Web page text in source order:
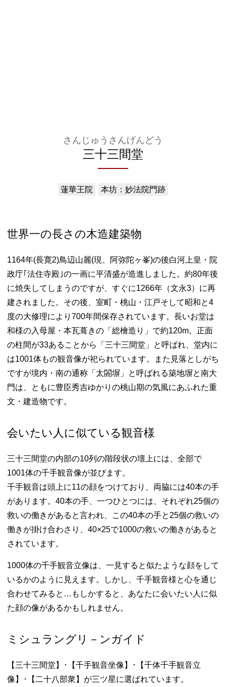
三十三間堂
さんじゅうさんげんどう
蓮華王院 本坊：妙法院門跡
世界一の長さの木造建築物
1164年(長寛2)鳥辺山麗(現、阿弥陀ヶ峯)の後白河上皇・院
政庁｢法住寺殿｣の一画に平清盛が造進しました。約80年後
に焼失してしまうのですが、すぐに1266年（文永3）に再
建されました。その後、室町・桃山・江戸そして昭和と4
度の大修理により700年間保存されています。長いお堂は
和様の入母屋・本瓦葺きの「総檜造り」で約120m。正面
の柱間が33あることから「三十三間堂」と呼ばれ、堂内に
は1001体もの観音像が祀られています。また見落としがち
ですが境内・南の通称「太閤塀」と呼ばれる築地塀と南大
門は、ともに豊臣秀吉ゆかりの桃山期の気風にあふれた重
文・建造物です。
会いたい人に似ている観音様
三十三間堂の内部の10列の階段状の壇上には、全部で
1001体の千手観音像が並びます。
千手観音は頭上に11の顔をつけており、両脇には40本の手
があります。40本の手、一つひとつには、それぞれ25個の
救いの働きがあると言われ、この40本の手と25個の救いの
働きが掛け合わさり、40×25で1000の救いの働きがあると
されています。
1000体の千手観音立像は、一見すると似たような顔をして
いるかのように見えます。しかし、千手観音様と心を通じ
合わせてみると…もしかすると、あなたに会いたい人に似
た顔の像があるかもしれません。
ミシュラングリ－ンガイド
【三十三間堂】･【千手観音坐像】･【千体千手観音立
像】･【二十八部衆】が三ツ星に選ばれています。